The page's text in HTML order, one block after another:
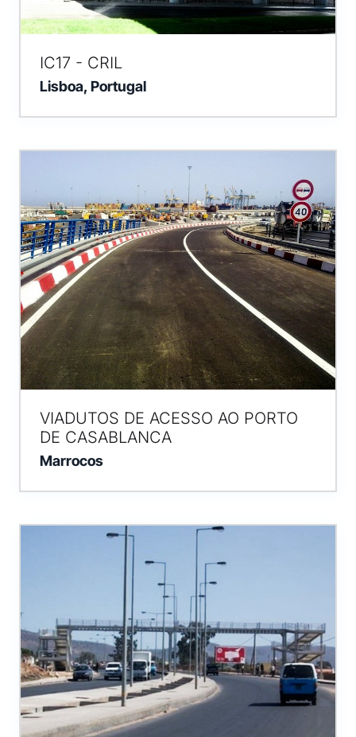
IC17 - CRIL
Lisboa, Portugal
VIADUTOS DE ACESSO AO PORTO
DE CASABLANCA
Marrocos